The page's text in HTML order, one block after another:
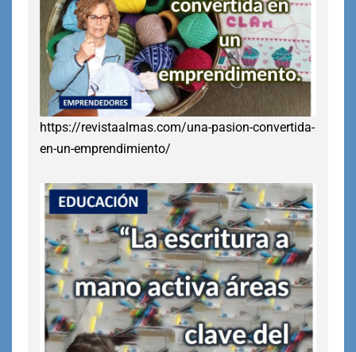
https://revistaalmas.com/una-pasion-convertida-
en-un-emprendimiento/